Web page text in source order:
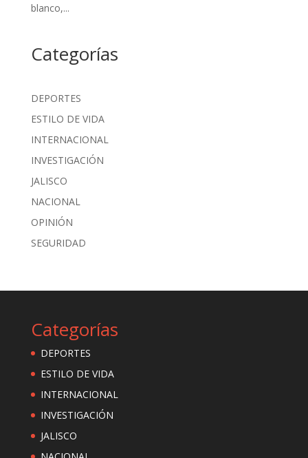
blanco,...
Categorías
DEPORTES
ESTILO DE VIDA
INTERNACIONAL
INVESTIGACIÓN
JALISCO
NACIONAL
OPINIÓN
SEGURIDAD
Categorías
DEPORTES
ESTILO DE VIDA
INTERNACIONAL
INVESTIGACIÓN
JALISCO